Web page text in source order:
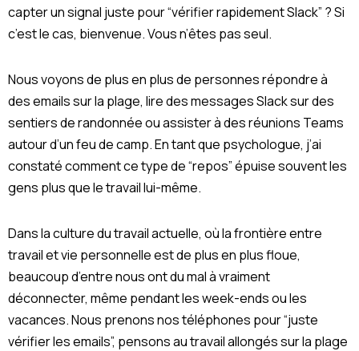
capter un signal juste pour “vérifier rapidement Slack” ? Si
c’est le cas, bienvenue. Vous n’êtes pas seul.
Nous voyons de plus en plus de personnes répondre à
des emails sur la plage, lire des messages Slack sur des
sentiers de randonnée ou assister à des réunions Teams
autour d’un feu de camp. En tant que psychologue, j’ai
constaté comment ce type de “repos” épuise souvent les
gens plus que le travail lui-même.
Dans la culture du travail actuelle, où la frontière entre
travail et vie personnelle est de plus en plus floue,
beaucoup d’entre nous ont du mal à vraiment
déconnecter, même pendant les week-ends ou les
vacances. Nous prenons nos téléphones pour “juste
vérifier les emails”, pensons au travail allongés sur la plage